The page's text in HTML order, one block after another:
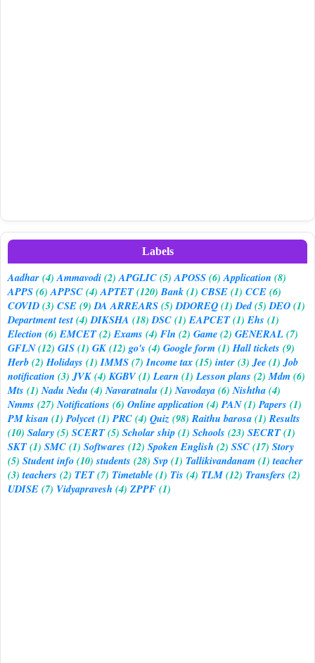
Labels
Aadhar(4) Ammavodi(2) APGLIC(5) APOSS(6) Application (8)
APPS(6) APPSC(4) APTET(120) Bank(1) CBSE(1) CCE(6)
COVID(3) CSE(9) DA ARREARS(5) DDOREQ(1) Ded(5) DEO(1)
Department test(4) DIKSHA (18) DSC(1) EAPCET(1) Ehs (1)
Election (6) EMCET(2) Exams (4) Fln (2) Game(2) GENERAL(7)
GFLN(12) GIS(1) GK(12) go's (4) Google form(1) Hall tickets (9)
Herb(2) Holidays (1) IMMS(7) Income tax(15) inter(3) Jee(1) Job
notification (3) JVK(4) KGBV(1) Learn (1) Lesson plans (2) Mdm(6)
Mts (1) Nadu Nedu (4) Navaratnalu (1) Navodaya(6) Nishtha(4)
Nmms (27) Notifications (6) Online application (4) PAN(1) Papers (1)
PM kisan (1) Polycet(1) PRC(4) Quiz(98) Raithu barosa(1) Results
(10) Salary(5) SCERT(5) Scholar ship(1) Schools (23) SECRT(1)
SKT(1) SMC(1) Softwares (12) Spoken English (2) SSC(17) Story
(5) Student info(10) students (28) Svp(1) Tallikivandanam(1) teacher
(3) teachers (2) TET(7) Timetable(1) Tis (4) TLM(12) Transfers (2)
UDISE(7) Vidyapravesh (4) ZPPF(1)